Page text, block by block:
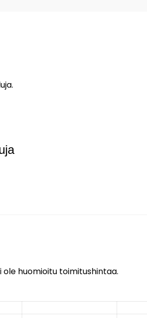
huomioitu toimitushintaa.